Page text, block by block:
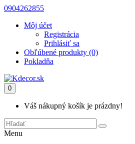
0904262855
Môj účet
Registrácia
Prihlásiť sa
Obľúbené produkty (0)
Pokladňa
0
Váš nákupný košík je prázdny!
Menu